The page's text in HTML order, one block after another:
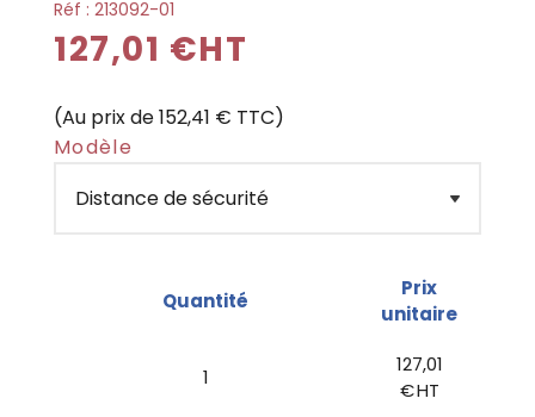
Réf : 213092-01
127,01 €HT
(Au prix de 152,41 € TTC)
Modèle
Quantité
Prix
unitaire
1
127,01
€ HT